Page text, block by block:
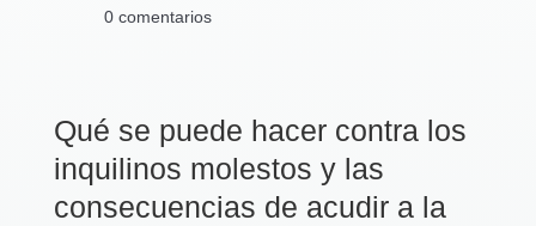
0 comentarios
Qué se puede hacer contra los
inquilinos molestos y las
consecuencias de acudir a la